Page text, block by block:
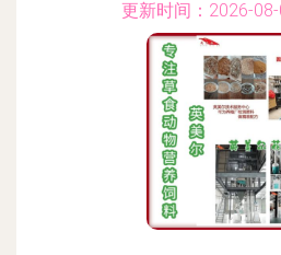
更新时间：2026-